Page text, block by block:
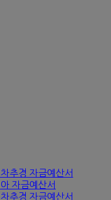
추경 자금예산서
자금예산서
추경 자금예산서